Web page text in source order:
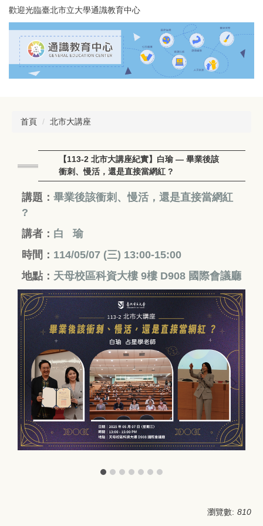
跳
到
主
歡迎光臨臺北市立大學通識教育中心
首頁 北市大講座
【113-2 北市大講座紀實】白瑜 — 畢業後該
衝刺、慢活，還是直接當網紅 ?
講題： 畢業後該衝刺、慢活，還是直接當網紅
?
講者： 白 瑜
時間： 114/05/07 (三) 13:00-15:00
地點： 天母校區科資大樓 9樓 D908 國際會議廳
瀏覽數: 810